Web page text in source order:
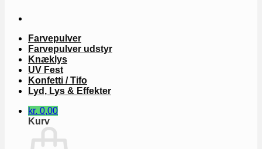
Farvepulver
Farvepulver udstyr
Knæklys
UV Fest
Konfetti / Tifo
Lyd, Lys & Effekter
kr. 0,00
Kurv